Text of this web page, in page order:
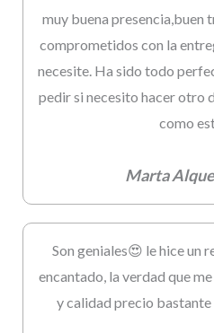
muy buena presencia,buen
comprometidos con la
necesite. Ha sido todo
pedir si necesito hacer otro
como
Marta
Son geniales😍 le hice un
encantado, la verdad que
y calidad precio